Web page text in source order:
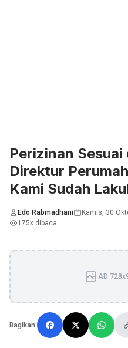
Perizinan
Direktur
Kami Sudah
Edo Rabmadhani Kamis, 30
175x dibaca
AD
Bagikan: